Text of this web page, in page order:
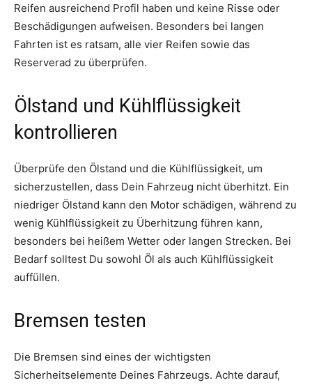
Reifen ausreichend Profil haben und keine Risse oder
Beschädigungen aufweisen. Besonders bei langen
Fahrten ist es ratsam, alle vier Reifen sowie das
Reserverad zu überprüfen.
Ölstand und Kühlflüssigkeit
kontrollieren
Überprüfe den Ölstand und die Kühlflüssigkeit, um
sicherzustellen, dass Dein Fahrzeug nicht überhitzt. Ein
niedriger Ölstand kann den Motor schädigen, während zu
wenig Kühlflüssigkeit zu Überhitzung führen kann,
besonders bei heißem Wetter oder langen Strecken. Bei
Bedarf solltest Du sowohl Öl als auch Kühlflüssigkeit
auffüllen.
Bremsen testen
Die Bremsen sind eines der wichtigsten
Sicherheitselemente Deines Fahrzeugs. Achte darauf,